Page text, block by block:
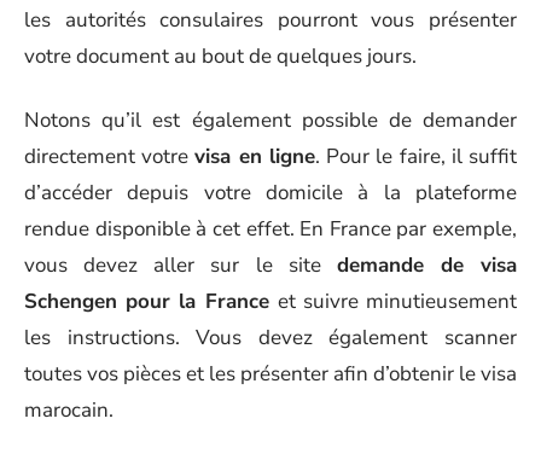
les autorités consulaires pourront vous présenter
votre document au bout de quelques jours.
Notons qu’il est également possible de demander
directement votrevisa en ligne. Pour le faire, il suffit
d’accéder depuis votre domicile à la plateforme
rendue disponible à cet effet. En France par exemple,
vous devez aller sur le site demande de visa
Schengen pour la France et suivre minutieusement
les instructions. Vous devez également scanner
toutes vos pièces et les présenter afin d’obtenir le visa
marocain.